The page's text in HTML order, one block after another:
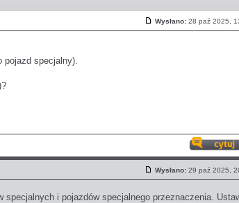
Post
Wysłano: 28 paź 2025,
pojazd specjalny).
Post
Wysłano: 29 paź 2025,
i pojazdów specjalnego przeznaczenia.